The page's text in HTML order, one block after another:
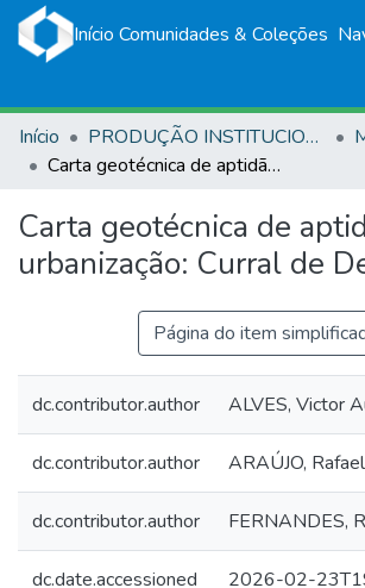
Início Comunidades & Coleções
Início
PRODUÇÃO INSTITUCIONAL
Carta geotécnica de aptidão à urbanização: Curral de Dentro, MG
Carta geotécnica de
urbanização: Curral de
Página do item
dc.contributor.author ALVES, Victor
dc.contributor.author ARAÚJO,
dc.contributor.author FERNANDES,
dc.date.accessioned 2026-02-